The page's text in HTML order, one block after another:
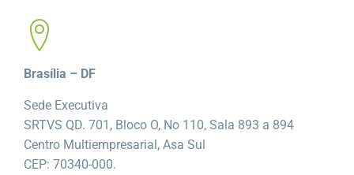
Brasília – DF
Sede Executiva
SRTVS QD. 701, Bloco O, No 110, Sala 893 a 894
Centro Multiempresarial, Asa Sul
CEP: 70340-000.